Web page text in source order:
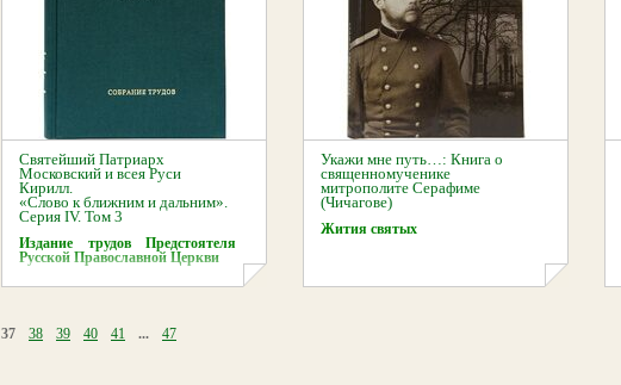
Святейший Патриарх
Московский и всея Руси
Кирилл.
«Слово к ближним и дальним».
Серия IV. Том 3
Издание трудов Предстоятеля
Русской Православной Церкви
Укажи мне путь…: Книга о
священномученике
митрополите Серафиме
(Чичагове)
Жития святых
37 38 39 40 41 ...
47